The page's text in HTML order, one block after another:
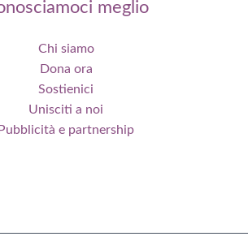
meglio
Chi siamo
Dona ora
Sostienici
Unisciti a noi
Pubblicità e partnership